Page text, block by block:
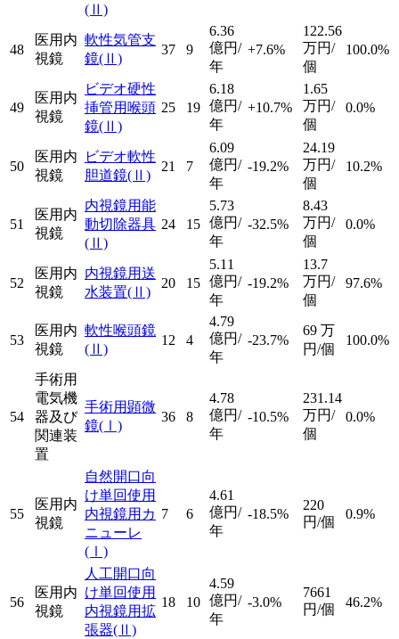
(Ⅱ)
48
医用内
視鏡
軟性気管支
鏡(Ⅱ)
37 9
6.36
億円/
年
+7.6%
122.56
万円/
個
100.0%
49
医用内
視鏡
ビデオ硬性
挿管用喉頭
鏡(Ⅱ)
25 19
6.18
億円/
年
+10.7%
1.65
万円/
個
0.0%
50
医用内
視鏡
ビデオ軟性
胆道鏡(Ⅱ)
21 7
6.09
億円/
年
-19.2%
24.19
万円/
個
10.2%
51
医用内
視鏡
内視鏡用能
動切除器具
(Ⅱ)
24 15
5.73
億円/
年
-32.5%
8.43
万円/
個
0.0%
52
医用内
視鏡
内視鏡用送
水装置(Ⅱ)
20 15
5.11
億円/
年
-19.2%
13.7
万円/
個
97.6%
53
医用内
視鏡
軟性喉頭鏡
(Ⅱ)
12 4
4.79
億円/
年
-23.7%
69 万
円/個
100.0%
54
手術用
電気機
器及び
関連装
置
手術用顕微
鏡(Ⅰ)
36 8
4.78
億円/
年
-10.5%
231.14
万円/
個
0.0%
55
医用内
視鏡
自然開口向
け単回使用
内視鏡用カ
ニューレ
(Ⅰ)
7 6
4.61
億円/
年
-18.5%
220
円/個
0.9%
56
医用内
視鏡
人工開口向
け単回使用
内視鏡用拡
張器(Ⅱ)
18 10
4.59
億円/
年
-3.0%
7661
円/個
46.2%